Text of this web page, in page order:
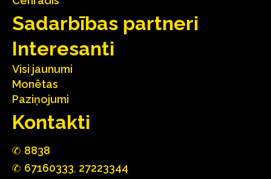
Sadarbības partneri
Interesanti
Visi jaunumi
Monētas
Paziņojumi
Kontakti
8838
67160333, 27223344